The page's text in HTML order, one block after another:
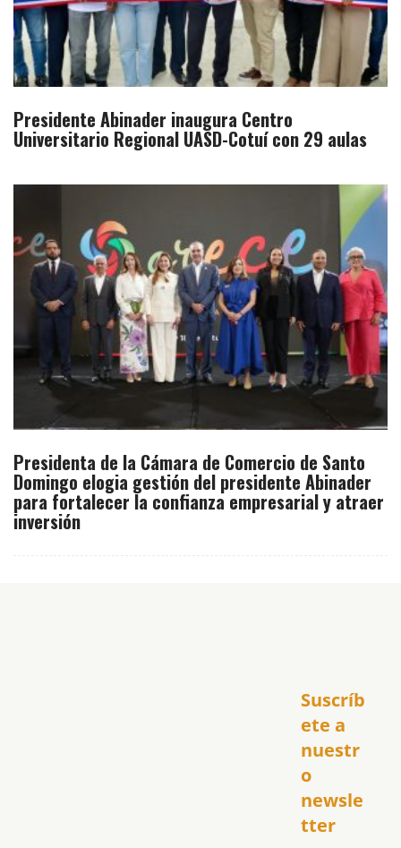
Presidente Abinader inaugura Centro
Universitario Regional UASD-Cotuí con 29 aulas
Presidenta de la Cámara de Comercio de Santo
Domingo elogia gestión del presidente Abinader
para fortalecer la confianza empresarial y atraer
inversión
Suscríb
ete a
nuestr
o
newsle
tter